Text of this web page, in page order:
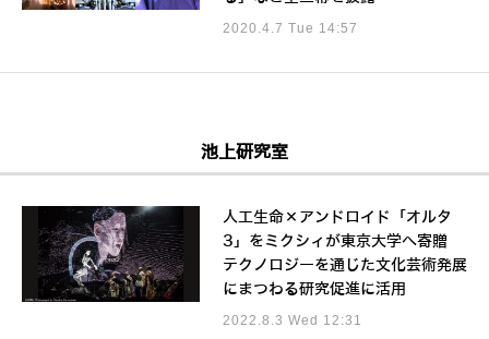
2020.4.7 Tue 14:57
池上研究室
人工生命×アンドロイド「オルタ
3」をミクシィが東京大学へ寄贈
テクノロジーを通じた文化芸術発展
にまつわる研究促進に活用
2022.8.3 Wed 12:31